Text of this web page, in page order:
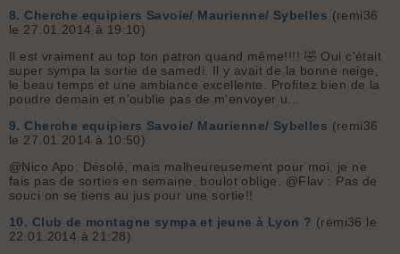
8. Cherche equipiers Savoie/ Maurienne/ Sybelles (remi36
le 27.01.2014 à 19:10)
Il est vraiment au top ton patron quand même!!!! 🤣 Oui c'était
super sympa la sortie de samedi. Il y avait de la bonne neige,
le beau temps et une ambiance excellente. Profitez bien de la
poudre demain et n'oublie pas de m'envoyer u...
9. Cherche equipiers Savoie/ Maurienne/ Sybelles (remi36
le 27.01.2014 à 10:50)
@Nico Apo: Désolé, mais malheureusement pour moi, je ne
fais pas de sorties en semaine, boulot oblige. @Flav : Pas de
souci on se tiens au jus pour une sortie!!
10. Club de montagne sympa et jeune à Lyon ? (remi36 le
22.01.2014 à 21:28)